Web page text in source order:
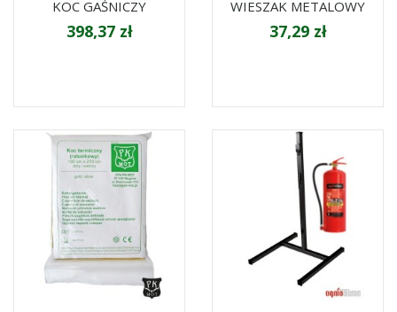
KOC GAŚNICZY
398,37 zł
WIESZAK METALOWY
37,29 zł